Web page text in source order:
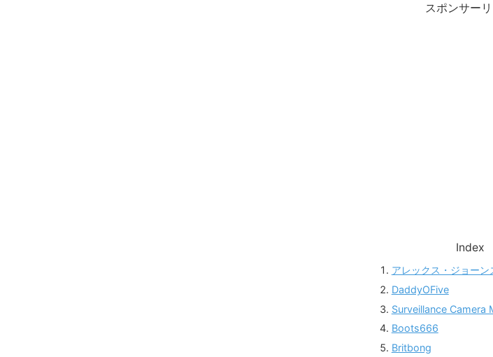
スポンサー
Index
アレックス・ジョー
DaddyOFive
Surveillance Camera
Boots666
Britbong